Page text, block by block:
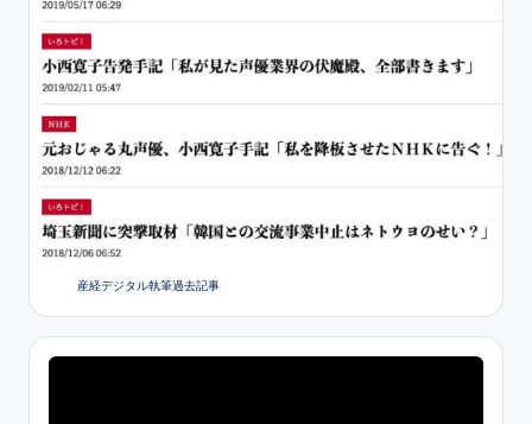
産経デジタル執筆過去記事